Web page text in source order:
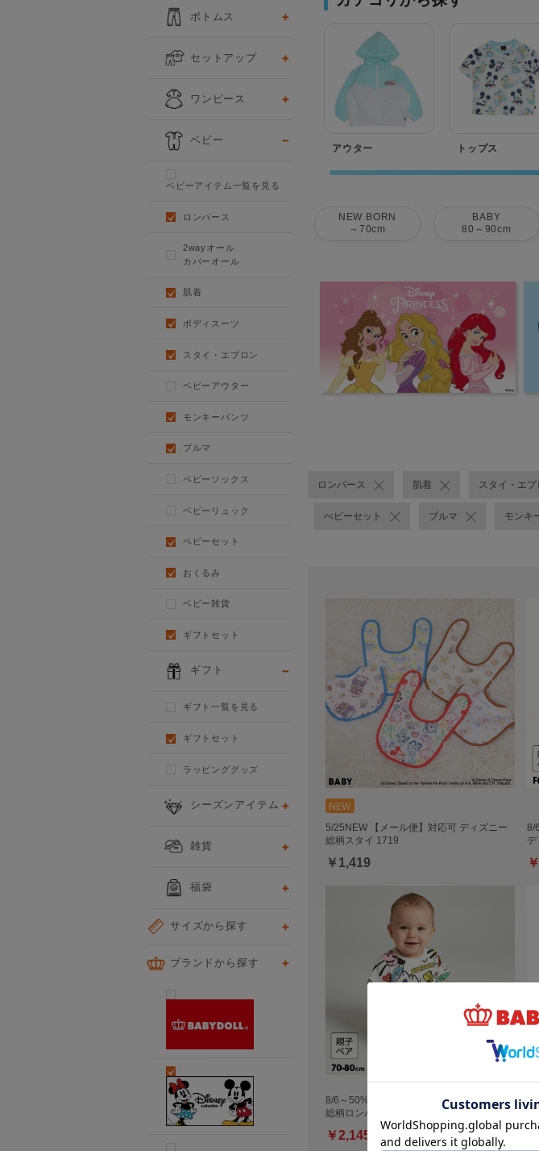
アウター トップス
NEW BORN
～70cm
BABY
80～90cm
ロンパース 肌着 スタイ・エプ
べビーセット ブルマ モンキ
5/25NEW 【メール便】対応可 ディズニー
総柄スタイ 1719
￥1,419
8/
8/6～50%OFF SALE ディズニー カラフル
総柄ロンパース …
￥2,145 (50%OFF)
8/
ボトムス
セットアップ
ワンピース
ベビー
ベビーアイテム一覧を見る
ロンパース
2wayオール
カバーオール
肌着
ボディスーツ
スタイ・エプロン
ベビーアウター
モンキーパンツ
ブルマ
ベビーソックス
ベビーリュック
ベビーセット
おくるみ
ベビー雑貨
ギフトセット
ギフト
ギフト一覧を見る
ギフトセット
ラッピンググッズ
シーズンアイテム
雑貨
福袋
サイズから探す
ブランドから探す